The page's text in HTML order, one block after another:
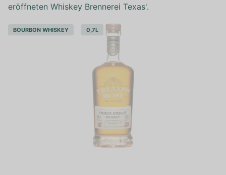
eröffneten Whiskey Brennerei Texas'.
BOURBON WHISKEY 0,7L